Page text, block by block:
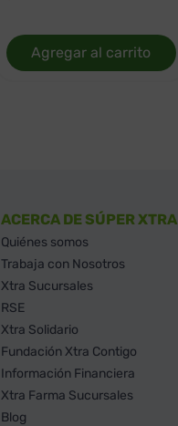
Agregar al carrito
ACERCA DE SÚPER XTRA
Quiénes somos
Trabaja con Nosotros
Xtra Sucursales
RSE
Xtra Solidario
Fundación Xtra Contigo
Información Financiera
Xtra Farma Sucursales
Blog